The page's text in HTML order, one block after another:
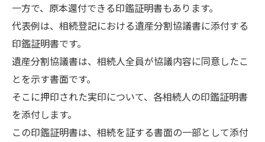
一方で、原本還付できる印鑑証明書もあります。
代表例は、相続登記における遺産分割協議書に添付する
印鑑証明書です。
遺産分割協議書は、相続人全員が協議内容に同意したこ
とを示す書面です。
そこに押印された実印について、各相続人の印鑑証明書
を添付します。
この印鑑証明書は、相続を証する書面の一部として添付